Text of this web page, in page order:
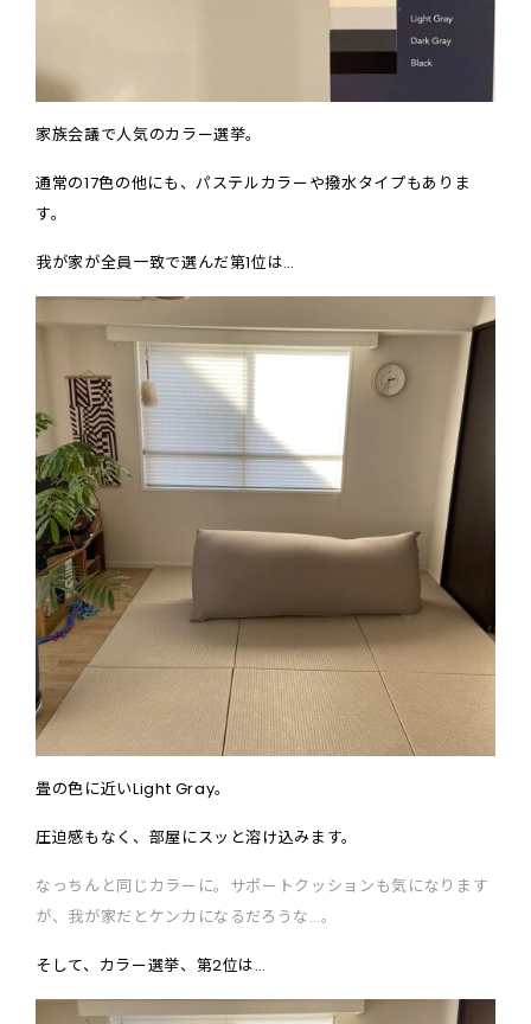
家族会議で人気のカラー選挙。
通常の17色の他にも、パステルカラーや撥水タイプもありま
す。
我が家が全員一致で選んだ第1位は…
畳の色に近いLight Gray。
圧迫感もなく、部屋にスッと溶け込みます。
なっちんと同じカラーに。サポートクッションも気になります
が、我が家だとケンカになるだろうな…。
そして、カラー選挙、第2位は…